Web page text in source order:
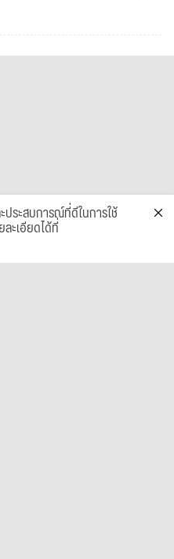
ระสบการณ์ที่ดีในการใช้
ะเอียดได้ที่